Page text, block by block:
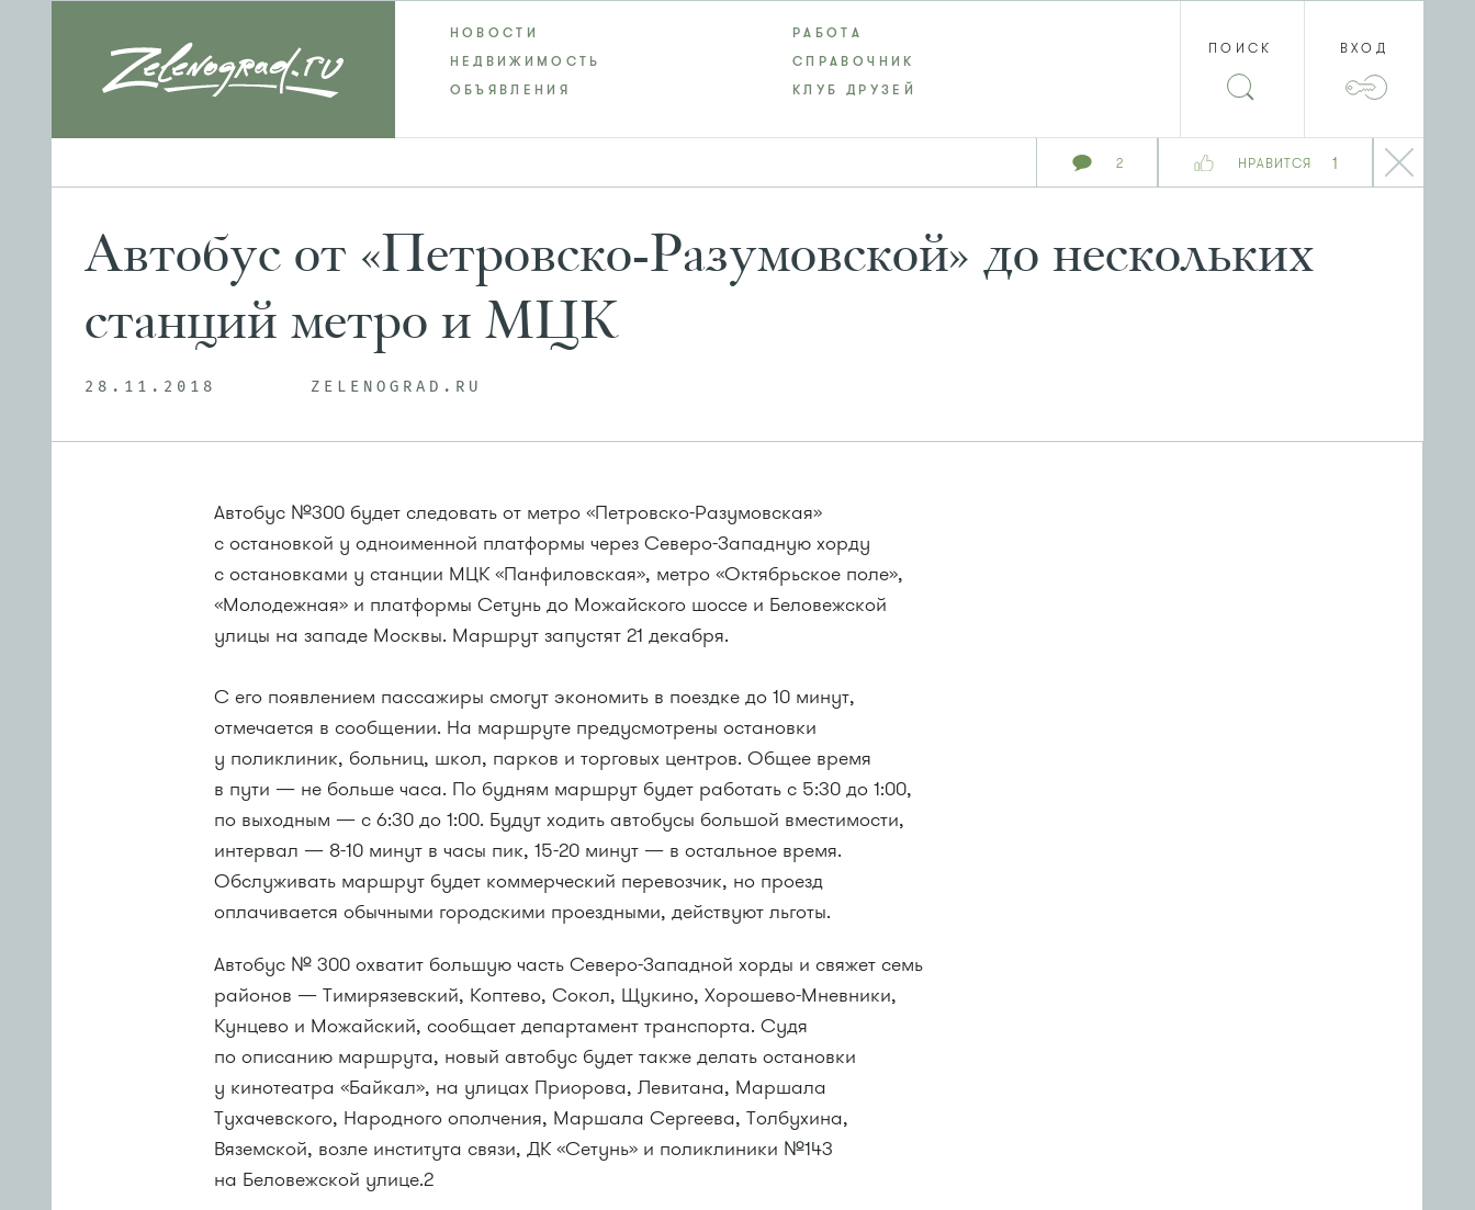
2 НРАВИТСЯ 1
НОВОСТИ
РАБОТА
НЕДВИЖИМОСТЬ
СПРАВОЧНИК
ОБЪЯВЛЕНИЯ
КЛУБ ДРУЗЕЙ
ПОИСК ВХОД
Автобус от «Петровско-Разумовской» до нескольких
станций метро и МЦК
28.11.2018 ZELENOGRAD.RU
Автобус №300 будет следовать от метро «Петровско-Разумовская»
с остановкой у одноименной платформы через Северо-Западную хорду
с остановками у станции МЦК «Панфиловская», метро «Октябрьское поле»,
«Молодежная» и платформы Сетунь до Можайского шоссе и Беловежской
улицы на западе Москвы. Маршрут запустят 21 декабря.
С его появлением пассажиры смогут экономить в поездке до 10 минут,
отмечается в сообщении. На маршруте предусмотрены остановки
у поликлиник, больниц, школ, парков и торговых центров. Общее время
в пути — не больше часа. По будням маршрут будет работать с 5:30 до 1:00,
по выходным — с 6:30 до 1:00. Будут ходить автобусы большой вместимости,
интервал — 8-10 минут в часы пик, 15-20 минут — в остальное время.
Обслуживать маршрут будет коммерческий перевозчик, но проезд
оплачивается обычными городскими проездными, действуют льготы.
Автобус № 300 охватит большую часть Северо-Западной хорды и свяжет семь
районов — Тимирязевский, Коптево, Сокол, Щукино, Хорошево-Мневники,
Кунцево и Можайский, сообщает департамент транспорта. Судя
по описанию маршрута, новый автобус будет также делать остановки
у кинотеатра «Байкал», на улицах Приорова, Левитана, Маршала
Тухачевского, Народного ополчения, Маршала Сергеева, Толбухина,
Вяземской, возле института связи, ДК «Сетунь» и поликлиники №143
на Беловежской улице.2